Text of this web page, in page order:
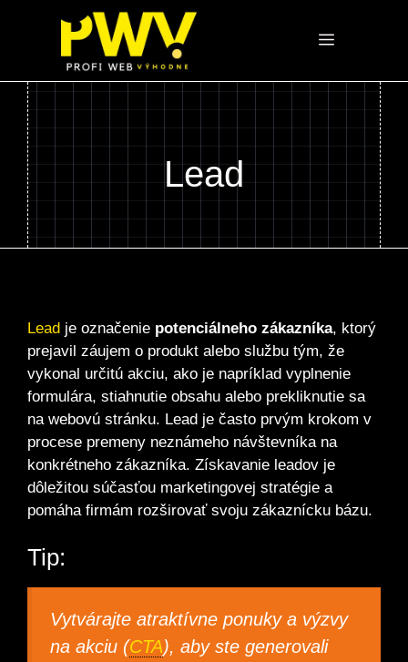
Menu
Lead
Lead je označenie potenciálneho zákazníka, ktorý
prejavil záujem o produkt alebo službu tým, že
vykonal určitú akciu, ako je napríklad vyplnenie
formulára, stiahnutie obsahu alebo prekliknutie sa
na webovú stránku. Lead je často prvým krokom v
procese premeny neznámeho návštevníka na
konkrétneho zákazníka. Získavanie leadov je
dôležitou súčasťou marketingovej stratégie a
pomáha firmám rozširovať svoju zákaznícku bázu.
Tip:
Vytvárajte atraktívne ponuky a výzvy
na akciu (CTA), aby ste generovali